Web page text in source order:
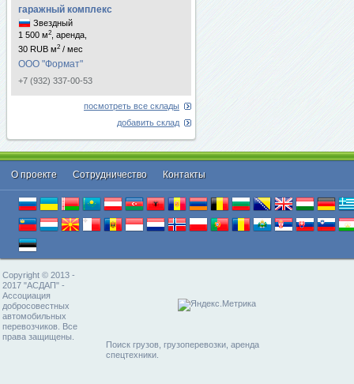
гаражный комплекс
Звездный
1 500 м2
, аренда,
30 RUB м2 / мес
ООО "Формат"
+7 (932) 337-00-53
посмотреть все склады
добавить склад
О проекте Cотрудничество Контакты
Copyright © 2013 -
2017 "АСДАП" -
Ассоциация
добросовестных
автомобильных
перевозчиков. Все
права защищены.
Поиск грузов, грузоперевозки, аренда
спецтехники.